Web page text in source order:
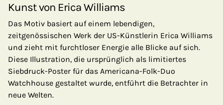
Kunst von Erica Williams
Das Motiv basiert auf einem lebendigen,
zeitgenössischen Werk der US-Künstlerin Erica Williams
und zieht mit furchtloser Energie alle Blicke auf sich.
Diese Illustration, die ursprünglich als limitiertes
Siebdruck-Poster für das Americana-Folk-Duo
Watchhouse gestaltet wurde, entführt die Betrachter in
neue Welten.